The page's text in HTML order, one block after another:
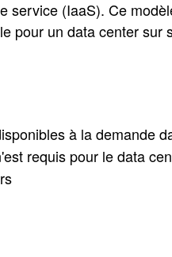
(IaaS). Ce
pour un data center sur
à la demande
requis pour le data